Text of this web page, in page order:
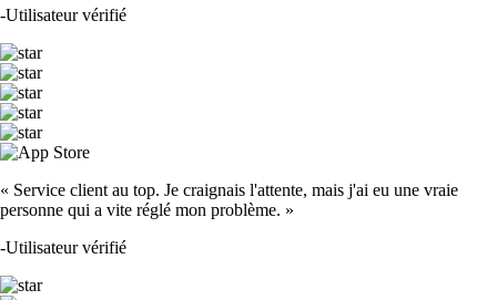
-Utilisateur vérifié
« Service client au top. Je craignais l'attente, mais j'ai eu une vraie
personne qui a vite réglé mon problème. »
-Utilisateur vérifié